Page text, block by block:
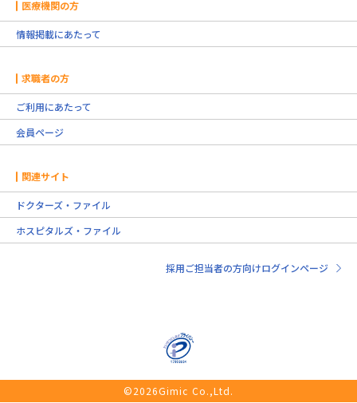
医療機関の方
情報掲載にあたって
求職者の方
ご利用にあたって
会員ページ
関連サイト
ドクターズ・ファイル
ホスピタルズ・ファイル
採用ご担当者の方向けログインページ
©2026Gimic Co.,Ltd.